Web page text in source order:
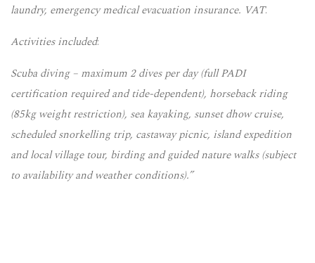
laundry, emergency medical evacuation insurance. VAT.
Activities included:
Scuba diving – maximum 2 dives per day (full PADI
certification required and tide-dependent), horseback riding
(85kg weight restriction), sea kayaking, sunset dhow cruise,
scheduled snorkelling trip, castaway picnic, island expedition
and local village tour, birding and guided nature walks (subject
to availability and weather conditions).”